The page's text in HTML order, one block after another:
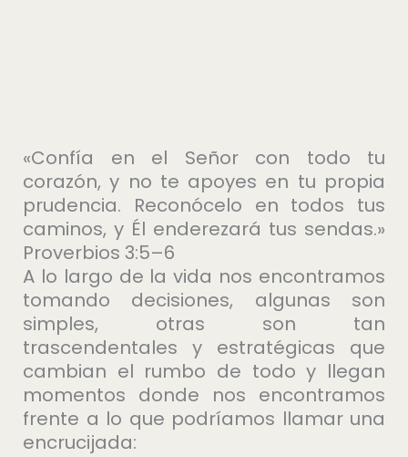
«Confía en el Señor con todo tu
corazón, y no te apoyes en tu propia
prudencia. Reconócelo en todos tus
caminos, y Él enderezará tus sendas.»
Proverbios 3:5–6
A lo largo de la vida nos encontramos
tomando decisiones, algunas son
simples, otras son tan
trascendentales y estratégicas que
cambian el rumbo de todo y llegan
momentos donde nos encontramos
frente a lo que podríamos llamar una
encrucijada: